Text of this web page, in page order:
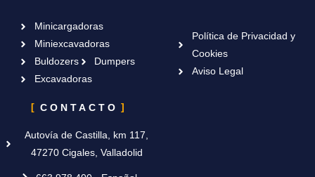
Minicargadoras
Miniexcavadoras
Buldozers
Dumpers
Excavadoras
Política de Privacidad y
Cookies
Aviso Legal
CONTACTO
Autovía de Castilla, km 117,
47270 Cigales, Valladolid